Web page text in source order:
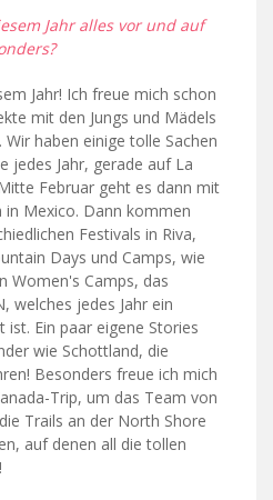
Jahr alles vor und auf
Jahr! Ich freue mich schon
mit den Jungs und Mädels
haben einige tolle Sachen
jedes Jahr, gerade auf La
Februar geht es dann mit
Mexico. Dann kommen
Festivals in Riva,
Days und Camps, wie
Women's Camps, das
welches jedes Jahr ein
ist. Ein paar eigene Stories
wie Schottland, die
Besonders freue ich mich
Trip, um das Team von
Trails an der North Shore
auf denen all die tollen